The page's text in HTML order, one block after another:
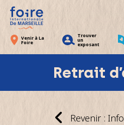
Venir à La
Foire
Trouver
un
exposant
Retrait
Revenir :